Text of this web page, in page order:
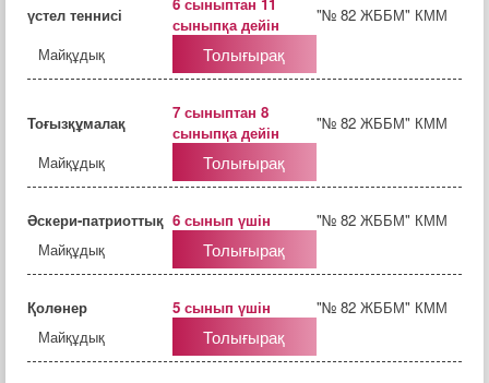
үстел теннисі
сыныпқа дейін
"№ 82 ЖББМ" КММ
Майқұдық
Толығырақ
Тоғызқұмалақ
7 сыныптан 8
сыныпқа дейін
"№ 82 ЖББМ" КММ
Майқұдық
Толығырақ
Әскери-патриоттық 6 сынып үшін
"№ 82 ЖББМ" КММ
Майқұдық
Толығырақ
Қолөнер 5 сынып үшін
"№ 82 ЖББМ" КММ
Майқұдық
Толығырақ